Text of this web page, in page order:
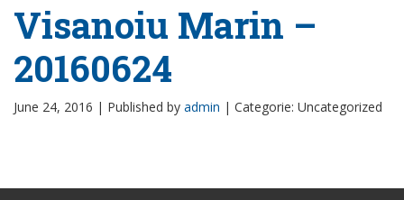
Visanoiu Marin –
20160624
June 24, 2016 | Published by admin | Categorie: Uncategorized